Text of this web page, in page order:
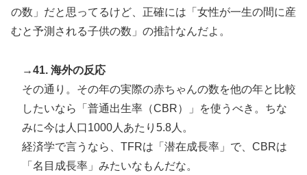
の数」だと思ってるけど、正確には「女性が一生の間に産
むと予測される子供の数」の推計なんだよ。
→41. 海外の反応
その通り。その年の実際の赤ちゃんの数を他の年と比較
したいなら「普通出生率（CBR）」を使うべき。ちな
みに今は人口1000人あたり5.8人。
経済学で言うなら、TFRは「潜在成長率」で、CBRは
「名目成長率」みたいなもんだな。